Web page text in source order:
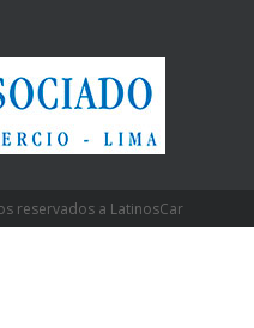
reservados a LatinosCar